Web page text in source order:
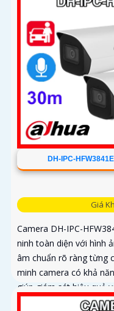
DH-IPC-
Giá
Camera DH-IPC-
ninh toàn diện với hình
âm chuẩn rõ ràng từng
minh camera có khả
giúp giám sát hiệu quả